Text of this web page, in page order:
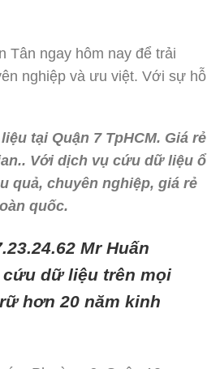
Tân ngay hôm nay để trải
nghiệp và ưu việt. Với sự hỗ
tại Quận 7 TpHCM. Giá rẻ
Với dịch vụ cứu dữ liệu ổ
quả, chuyên nghiệp, giá rẻ
quốc.
Mr Huấn
cứu dữ liệu trên mọi
hơn 20 năm kinh